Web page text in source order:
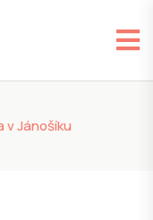
v Jánošíku